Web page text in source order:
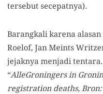
tersebut secepatnya).
Barangkali karena alasan
Roelof, Jan Meints
jejaknya menjadi
“AlleGroningers in
registration deaths,